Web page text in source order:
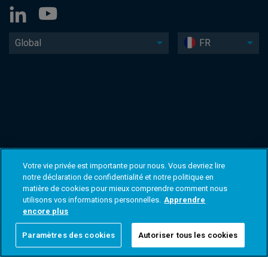
Global FR
Votre vie privée est importante pour nous. Vous devriez lire
notre déclaration de confidentialité et notre politique en
matière de cookies pour mieux comprendre comment nous
utilisons vos informations personnelles. Apprendre
encore plus
Paramètres des cookies Autoriser tous les cookies